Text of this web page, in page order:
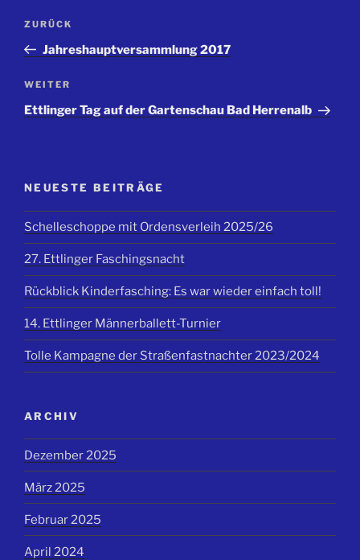
Beitragsnavigation
Vorheriger
Beitrag
ZURÜCK
Jahreshauptversammlung 2017
Nächster
Beitrag
WEITER
Ettlinger Tag auf der Gartenschau Bad Herrenalb
NEUESTE BEITRÄGE
Schelleschoppe mit Ordensverleih 2025/26
27. Ettlinger Faschingsnacht
Rückblick Kinderfasching: Es war wieder einfach toll!
14. Ettlinger Männerballett-Turnier
Tolle Kampagne der Straßenfastnachter 2023/2024
ARCHIV
Dezember 2025
März 2025
Februar 2025
April 2024